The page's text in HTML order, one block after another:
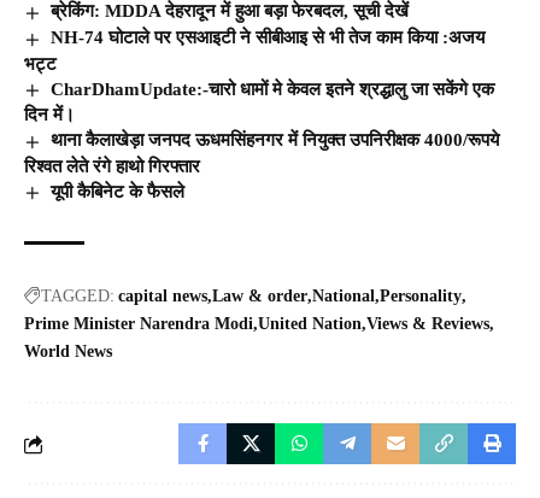
ब्रेकिंग: MDDA देहरादून में हुआ बड़ा फेरबदल, सूची देखें
NH-74 घोटाले पर एसआइटी ने सीबीआइ से भी तेज काम किया :अजय
भट्ट
CharDhamUpdate:-चारो धामों मे केवल इतने श्रद्धालु जा सकेंगे एक
दिन में।
थाना कैलाखेड़ा जनपद ऊधमसिंहनगर में नियुक्त उपनिरीक्षक 4000/रूपये
रिश्वत लेते रंगे हाथो गिरफ्तार
यूपी कैबिनेट के फैसले
TAGGED: capital news Law & order National Personality
Prime Minister Narendra Modi United Nation Views & Reviews
World News